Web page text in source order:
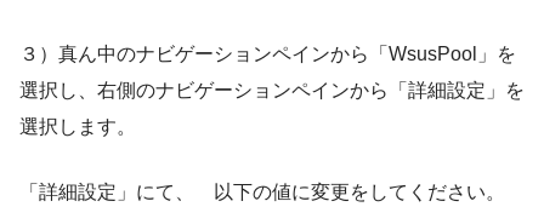
３）真ん中のナビゲーションペインから「WsusPool」を
選択し、右側のナビゲーションペインから「詳細設定」を
選択します。
「詳細設定」にて、 以下の値に変更をしてください。